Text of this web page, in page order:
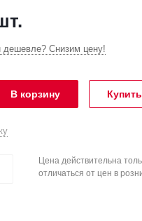
дешевле? Снизим цену!
В корзину
Цена действительна
отличаться от цен в